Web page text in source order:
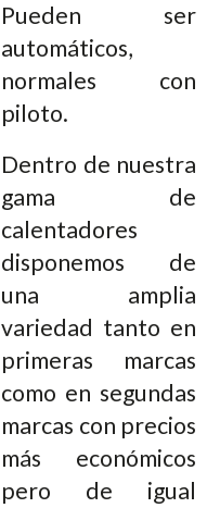
Pueden ser
automáticos,
normales con
piloto.
Dentro de nuestra
gama de
calentadores
disponemos de
una amplia
variedad tanto en
primeras marcas
como en segundas
marcas con precios
más económicos
pero de igual